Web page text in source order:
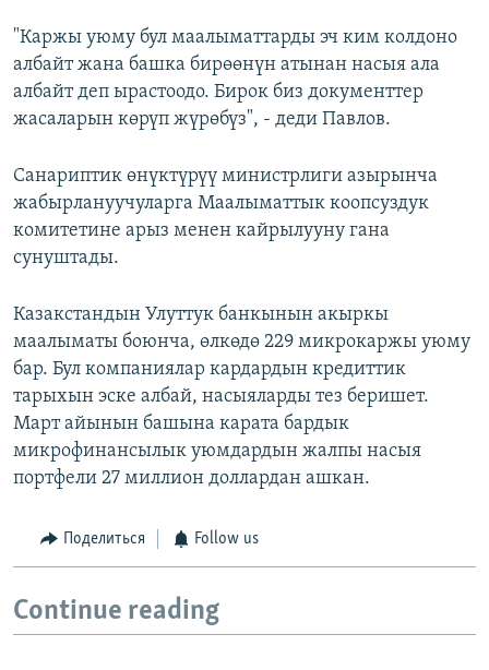
"Каржы уюму бул маалыматтарды эч ким колдоно
албайт жана башка бирөөнүн атынан насыя ала
албайт деп ырастоодо. Бирок биз документтер
жасаларын көрүп жүрөбүз", - деди Павлов.
Санариптик өнүктүрүү министрлиги азырынча
жабырлануучуларга Маалыматтык коопсуздук
комитетине арыз менен кайрылууну гана
сунуштады.
Казакстандын Улуттук банкынын акыркы
маалыматы боюнча, өлкөдө 229 микрокаржы уюму
бар. Бул компаниялар кардардын кредиттик
тарыхын эске албай, насыяларды тез беришет.
Март айынын башына карата бардык
микрофинансылык уюмдардын жалпы насыя
портфели 27 миллион доллардан ашкан.
Поделиться Follow us
Continue reading